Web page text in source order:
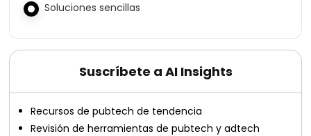
Soluciones sencillas
Suscríbete a AI Insights
Recursos de pubtech de tendencia
Revisión de herramientas de pubtech y adtech